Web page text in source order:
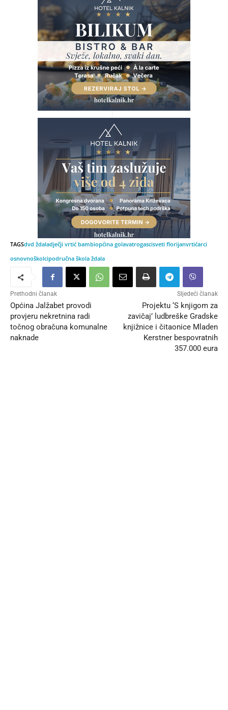
TAGSdvd ždaladječji vrtić bambiopćina golavatrogascisveti florijanvrtićarci
osnovnoškolcipodručna škola ždala
Prethodni članak
Općina Jalžabet provodi
provjeru nekretnina radi
točnog obračuna komunalne
naknade
Sljedeći članak
Projektu ‘S knjigom za
zavičaj’ ludbreške Gradske
knjižnice i čitaonice Mladen
Kerstner bespovratnih
357.000 eura